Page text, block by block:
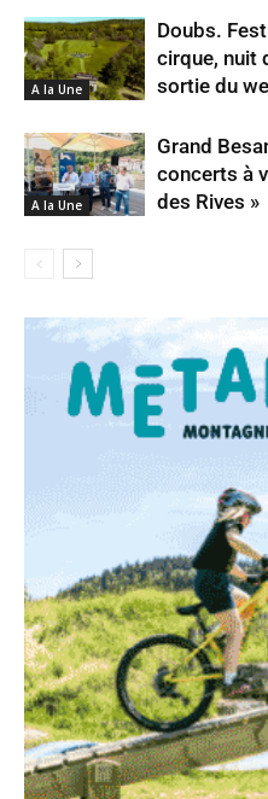
A la Une
Doubs.
cirque, nuit
sortie du
A la Une
Grand
concerts à
des Rives »